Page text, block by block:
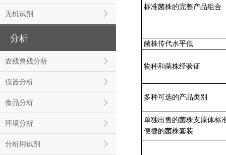
无机试剂
分析
农残兽残分析
仪器分析
食品分析
环境分析
分析用试剂
标准菌株的完整产品组合
菌株传代水平低
物种和菌株经验证
多种可选的产品类别
单独出售的菌株支原体标
便捷的菌株套装